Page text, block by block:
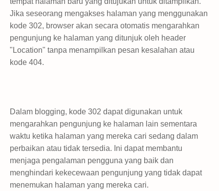
Jika seseorang mengakses halaman yang menggunakan
kode 302, browser akan secara otomatis mengarahkan
pengunjung ke halaman yang ditunjuk oleh header
"Location" tanpa menampilkan pesan kesalahan atau
kode 404.
Dalam blogging, kode 302 dapat digunakan untuk
mengarahkan pengunjung ke halaman lain sementara
waktu ketika halaman yang mereka cari sedang dalam
perbaikan atau tidak tersedia. Ini dapat membantu
menjaga pengalaman pengguna yang baik dan
menghindari kekecewaan pengunjung yang tidak dapat
menemukan halaman yang mereka cari.